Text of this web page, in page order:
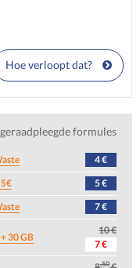
Hoe verloopt dat?
formules
4 €
5 €
7 €
30 GB
10 €
7 €
,50